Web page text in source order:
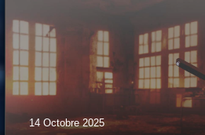
14 Octobre 2025